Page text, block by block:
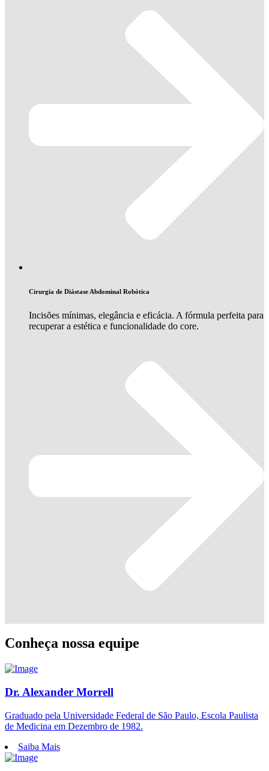
Cirurgia de Diástase Abdominal Robótica
Incisões mínimas, elegância e eficácia. A fórmula perfeita para
recuperar a estética e funcionalidade do core.
Conheça nossa equipe
Dr. Alexander Morrell
Graduado pela Universidade Federal de São Paulo, Escola Paulista
de Medicina em Dezembro de 1982.
Saiba Mais